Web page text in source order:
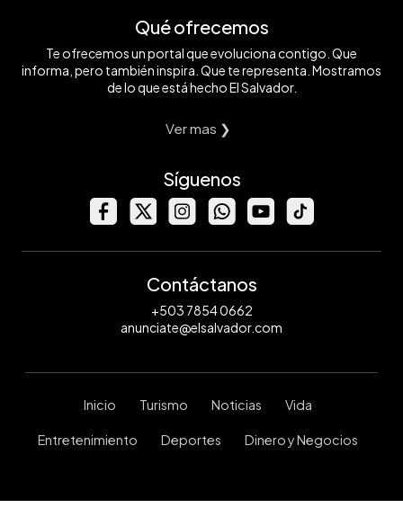
Qué ofrecemos
Te ofrecemos un portal que evoluciona contigo. Que
informa, pero también inspira. Que te representa. Mostramos
de lo que está hecho El Salvador.
Ver mas ❯
Síguenos
Contáctanos
+503 7854 0662
anunciate@elsalvador.com
Inicio Turismo Noticias Vida
Entretenimiento Deportes Dinero y Negocios